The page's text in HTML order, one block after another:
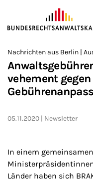
ZUM HAUPTINHALT
Sie befinden sich hier:
>
Startseite
>
Newsroom
>
Nachrichten aus Berlin |
vehement
05.11.2020 Newsletter
In einem
Länder haben sich